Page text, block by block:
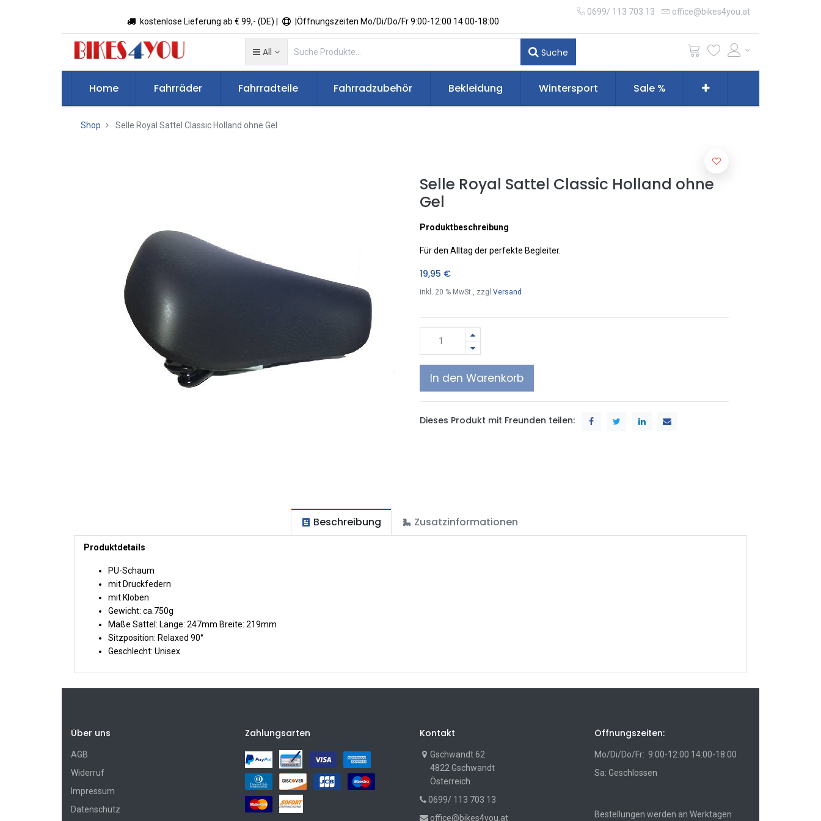
kostenlose Lieferung ab € 99,- (DE) | |Öffnungszeiten Mo/Di/Do/Fr 9:00-12:00 14:00-18:00
0699/ 113 703 13 office@bikes4you.at
All Suche
Home Fahrräder Fahrradteile Fahrradzubehör Bekleidung Wintersport Sale %
Shop Selle Royal Sattel Classic Holland ohne Gel
Selle Royal Sattel Classic Holland ohne
Gel
Produktbeschreibung
Für den Alltag der perfekte Begleiter.
19,95 €
inkl. 20 % MwSt., zzgl Versand
In den Warenkorb
Dieses Produkt mit Freunden teilen:
Beschreibung Zusatzinformationen
Produktdetails
PU-Schaum
mit Druckfedern
mit Kloben
Gewicht: ca.750g
Maße Sattel: Länge: 247mm Breite: 219mm
Sitzposition: Relaxed 90°
Geschlecht: Unisex
Über uns
AGB
Widerruf
Impressum
Datenschutz
Zahlungsarten Kontakt
Gschwandt 62
4822 Gschwandt
Österreich
0699/ 113 703 13
office@bikes4you.at
Öffnungszeiten:
Mo/Di/Do/Fr: 9:00-12:00 14:00-18:00
Sa: Geschlossen
Bestellungen werden an Werktagen